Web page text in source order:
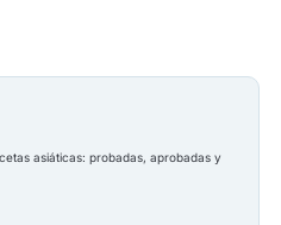
asiáticas: probadas, aprobadas y